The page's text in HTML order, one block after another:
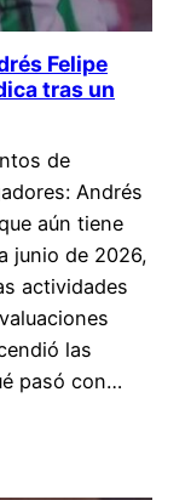
Felipe
tras un
de
Andrés
aún tiene
junio de 2026,
actividades
las
pasó con…